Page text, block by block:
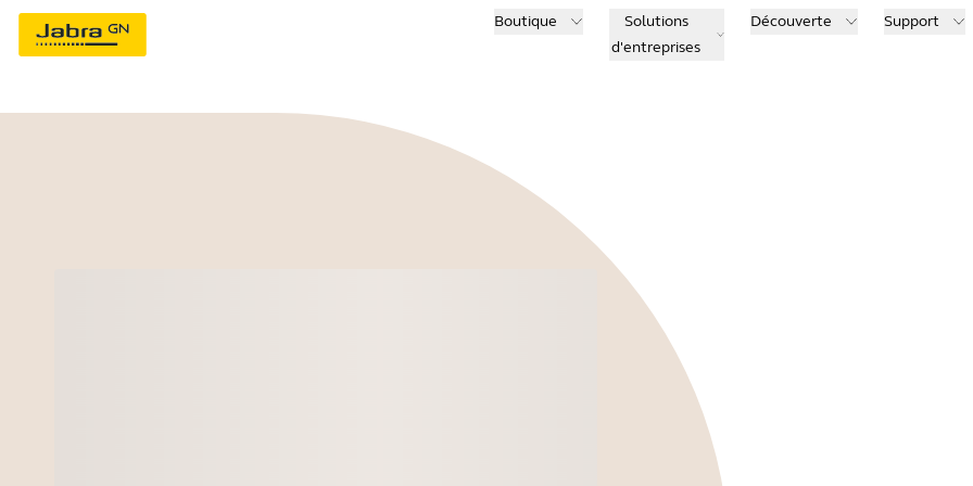
Boutique
Solutions
d'entreprises
Découverte Support